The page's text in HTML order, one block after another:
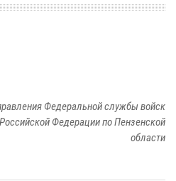
Федеральной службы войск
Федерации по Пензенской
области